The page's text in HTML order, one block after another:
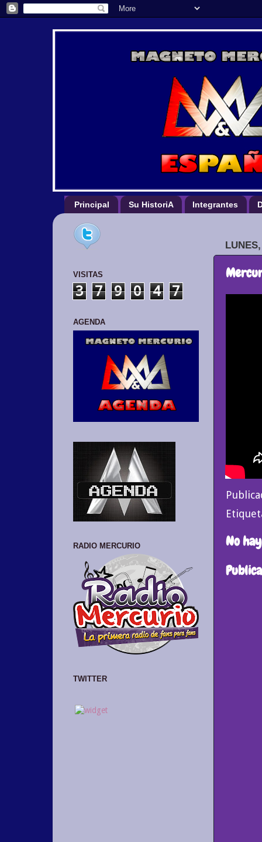
Principal Su HistoriA Integrantes
No
VISITAS
3 7 9 0 4 7
AGENDA
RADIO MERCURIO
TWITTER